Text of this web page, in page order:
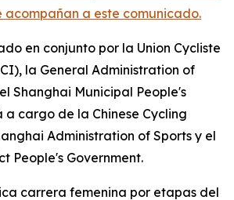
acompañan a este comunicado.
en conjunto por la Union Cycliste
la General Administration of
Shanghai Municipal People's
a cargo de la Chinese Cycling
Administration of Sports y el
People's Government.
carrera femenina por etapas del